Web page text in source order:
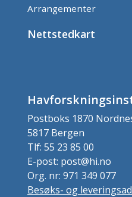
Arrangementer
Nettstedkart
Postboks 1870
5817 Bergen
Tlf: 55 23 85 00
E-post: post@hi.no
Org. nr: 971 349 077
Besøks- og